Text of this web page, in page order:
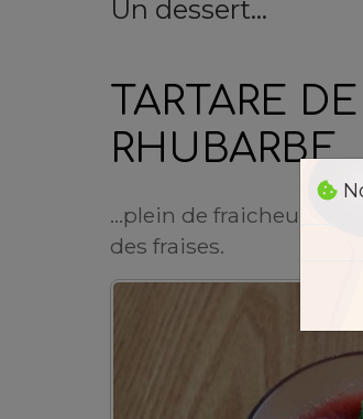
Un dessert...
TARTARE
RHUBARBE
...plein de fraicheur et
des fraises.